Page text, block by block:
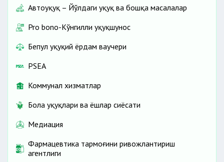
Автоҳуқуқ – Йўлдаги ҳуқуқ ва бошқа масалалар
Pro bono-Кўнгилли ҳуқуқшунос
Бепул ҳуқуқий ёрдам ваучери
PSEA
Коммунал хизматлар
Бола ҳуқуқлари ва ёшлар сиёсати
Медиация
Фармацевтика тармоғини ривожлантириш
агентлиги